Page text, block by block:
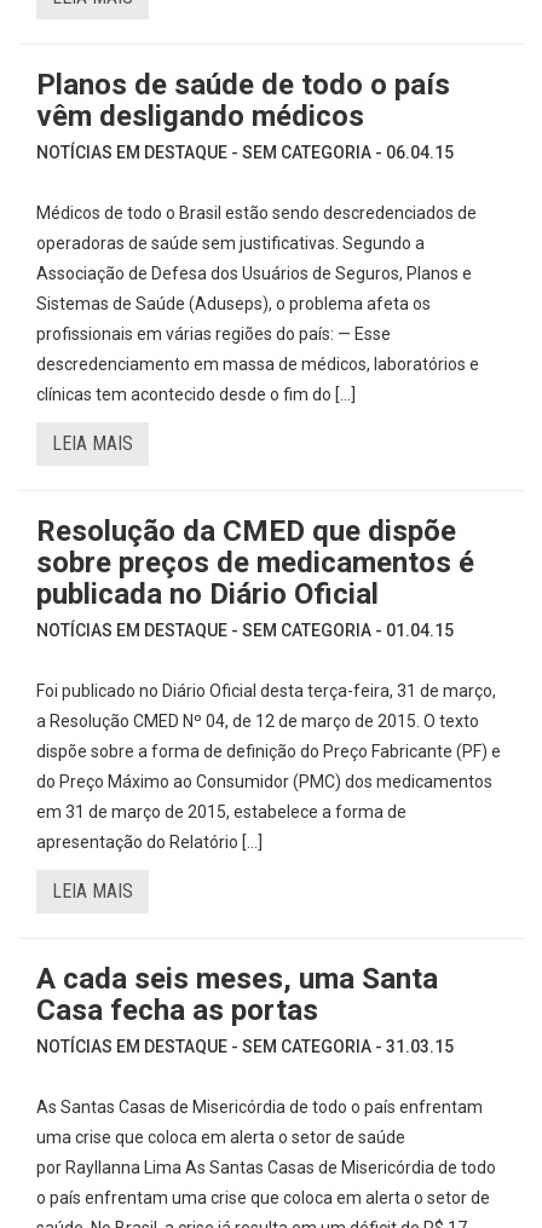
Planos de saúde de todo o país
vêm desligando médicos
NOTÍCIAS EM DESTAQUE - SEM CATEGORIA - 06.04.15
Médicos de todo o Brasil estão sendo descredenciados de
operadoras de saúde sem justificativas. Segundo a
Associação de Defesa dos Usuários de Seguros, Planos e
Sistemas de Saúde (Aduseps), o problema afeta os
profissionais em várias regiões do país: — Esse
descredenciamento em massa de médicos, laboratórios e
clínicas tem acontecido desde o fim do […]
LEIA MAIS
Resolução da CMED que dispõe
sobre preços de medicamentos é
publicada no Diário Oficial
NOTÍCIAS EM DESTAQUE - SEM CATEGORIA - 01.04.15
Foi publicado no Diário Oficial desta terça-feira, 31 de março,
a Resolução CMED Nº 04, de 12 de março de 2015. O texto
dispõe sobre a forma de definição do Preço Fabricante (PF) e
do Preço Máximo ao Consumidor (PMC) dos medicamentos
em 31 de março de 2015, estabelece a forma de
apresentação do Relatório […]
LEIA MAIS
A cada seis meses, uma Santa
Casa fecha as portas
NOTÍCIAS EM DESTAQUE - SEM CATEGORIA - 31.03.15
As Santas Casas de Misericórdia de todo o país enfrentam
uma crise que coloca em alerta o setor de saúde
por Rayllanna Lima As Santas Casas de Misericórdia de todo
o país enfrentam uma crise que coloca em alerta o setor de